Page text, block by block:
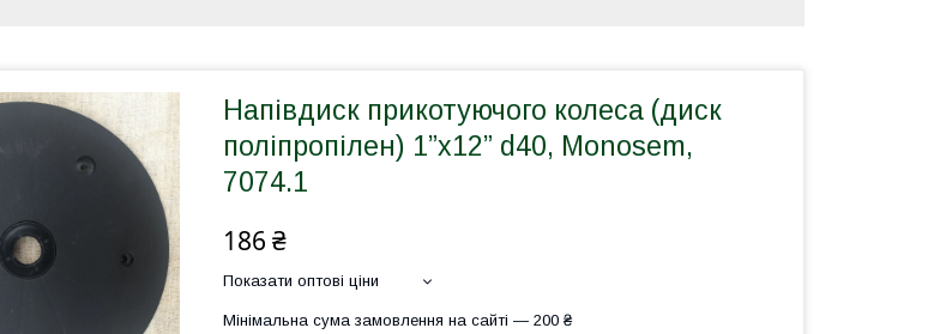
Напівдиск прикотуючого колеса (диск
поліпропілен) 1”x12” d40, Monosem,
7074.1
186 ₴
Показати оптові ціни
Мінімальна сума замовлення на сайті — 200 ₴